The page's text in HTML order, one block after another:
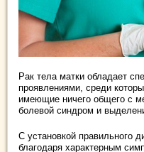
Рак тела матки обладает
проявлениями, среди
имеющие ничего общего с
болевой синдром и
С установкой правильного
благодаря характерным